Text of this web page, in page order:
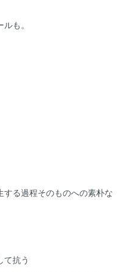
も。
る過程そのものへの素朴な
て抗う